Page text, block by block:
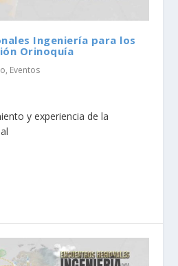
Ingeniería para los
Orinoquía
, Eventos
y experiencia de la